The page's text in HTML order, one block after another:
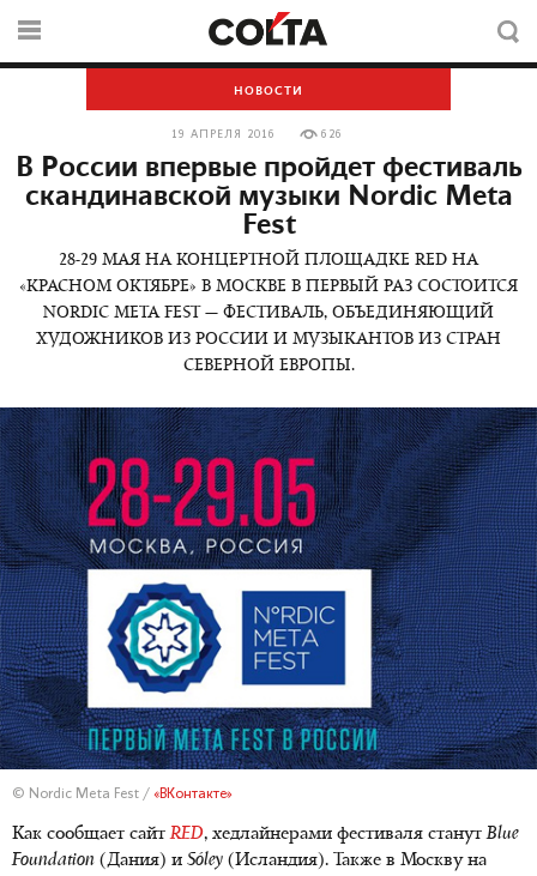
НОВОСТИ
19 АПРЕЛЯ 2016 626
В России впервые пройдет фестиваль
скандинавской музыки Nordic Meta
Fest
28-29 МАЯ НА КОНЦЕРТНОЙ ПЛОЩАДКЕ RED НА
«КРАСНОМ ОКТЯБРЕ» В МОСКВЕ В ПЕРВЫЙ РАЗ СОСТОИТСЯ
NORDIC META FEST — ФЕСТИВАЛЬ, ОБЪЕДИНЯЮЩИЙ
ХУДОЖНИКОВ ИЗ РОССИИ И МУЗЫКАНТОВ ИЗ СТРАН
СЕВЕРНОЙ ЕВРОПЫ.
© Nordic Meta Fest / «ВКонтакте»
Как сообщает сайтRED, хедлайнерами фестиваля станутBlue
Foundation (Дания) и Sóley (Исландия). Также в Москву на